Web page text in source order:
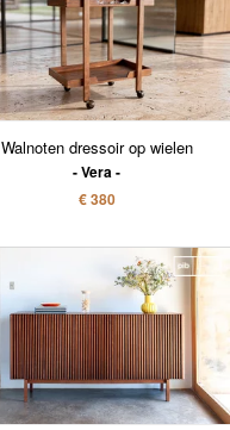
Walnoten dressoir op wielen
Vera
€ 380